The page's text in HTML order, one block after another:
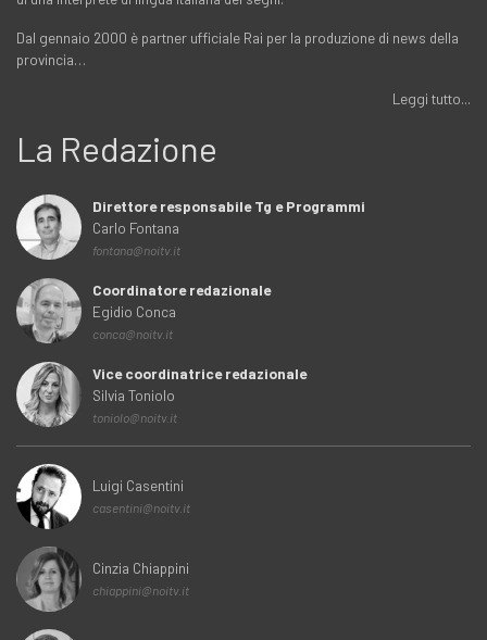
Dal gennaio 2000 è partner ufficiale Rai per la produzione di news della
provincia…
Leggi tutto...
La Redazione
Direttore responsabile Tg e Programmi
Carlo Fontana
fontana@noitv.it
Coordinatore redazionale
Egidio Conca
conca@noitv.it
Vice coordinatrice redazionale
Silvia Toniolo
toniolo@noitv.it
Luigi Casentini
casentini@noitv.it
Cinzia Chiappini
chiappini@noitv.it